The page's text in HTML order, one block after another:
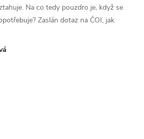
Na co tedy pouzdro je, když se
Zaslán dotaz na ČOI, jak